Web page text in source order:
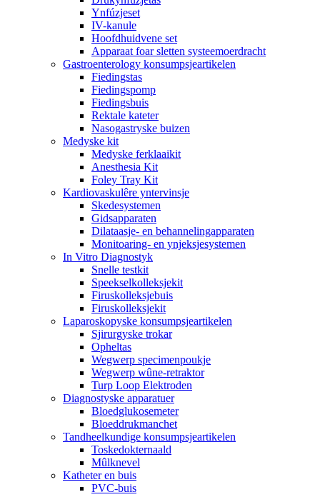
Ynfúzjeset
IV-kanule
Hoofdhuidvene set
Apparaat foar sletten systeemoerdracht
Gastroenterology konsumpsjeartikelen
Fiedingstas
Fiedingspomp
Fiedingsbuis
Rektale kateter
Nasogastryske buizen
Medyske kit
Medyske ferklaaikit
Anesthesia Kit
Foley Tray Kit
Kardiovaskulêre yntervinsje
Skedesystemen
Gidsapparaten
Dilataasje- en behannelingapparaten
Monitoaring- en ynjeksjesystemen
In Vitro Diagnostyk
Snelle testkit
Speekselkolleksjekit
Firuskolleksjebuis
Firuskolleksjekit
Laparoskopyske konsumpsjeartikelen
Sjirurgyske trokar
Opheltas
Wegwerp specimenpoukje
Wegwerp wûne-retraktor
Turp Loop Elektroden
Diagnostyske apparatuer
Bloedglukosemeter
Bloeddrukmanchet
Tandheelkundige konsumpsjeartikelen
Toskedokternaald
Mûlknevel
Katheter en buis
PVC-buis